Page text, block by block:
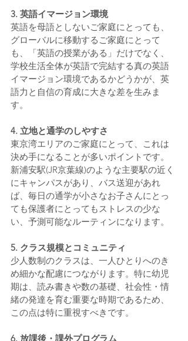
3. 英語イマージョン環境
英語を母語としないご家庭にとっても、
グローバルに移動するご家庭にとって
も、「英語の授業がある」だけでなく、
学校生活全体が英語で完結する真の英語
イマージョン環境であるかどうかが、英
語力と自信の育成に大きな差を生みま
す。
4. 立地と通学のしやすさ
東京湾エリアのご家庭にとって、これは
決め手になることが多いポイントです。
新浦安駅(JR京葉線)のような主要駅の近く
にキャンパスがあり、バス送迎があれ
ば、毎日の通学が小さなお子さんにとっ
ても保護者にとってもストレスの少な
い、予測可能なルーティンになります。
5. クラス規模とコミュニティ
少人数制のクラスは、一人ひとりへのき
め細かな配慮につながります。特に幼児
期は、読み書きや数の基礎、社会性・情
緒の発達を育む重要な時期であるため、
この点は特に重視すべきです。
6. 放課後・課外プログラム